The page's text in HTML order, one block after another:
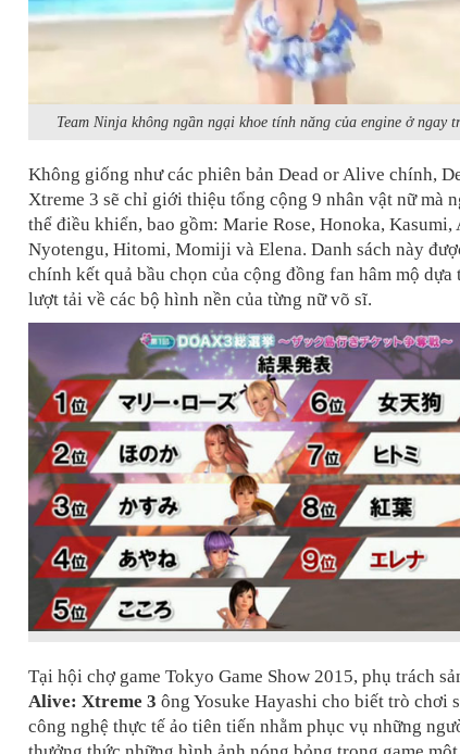
Team Ninja không ngần ngại khoe tính năng của engine ở ngay
Không giống như các phiên bản Dead or Alive chính,
Xtreme 3 sẽ chỉ giới thiệu tổng cộng 9 nhân vật nữ mà
thể điều khiển, bao gồm: Marie Rose, Honoka, Kasumi,
Nyotengu, Hitomi, Momiji và Elena. Danh sách này
chính kết quả bầu chọn của cộng đồng fan hâm mộ dựa
lượt tải về các bộ hình nền của từng nữ võ sĩ.
Tại hội chợ game Tokyo Game Show 2015, phụ trách
Alive: Xtreme 3 ông Yosuke Hayashi cho biết trò chơi
công nghệ thực tế ảo tiên tiến nhằm phục vụ những